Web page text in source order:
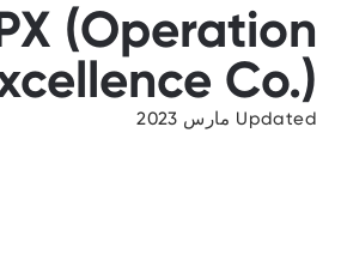
(Operation
Co.)
Updated مارس 2023